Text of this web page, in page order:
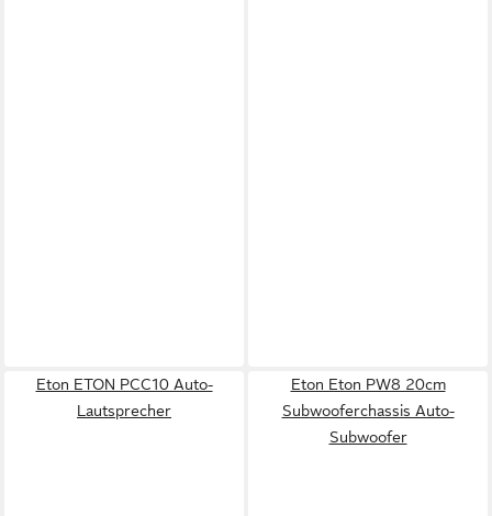
Eton ETON PCC10 Auto-
Lautsprecher
Eton Eton PW8 20cm
Subwooferchassis Auto-
Subwoofer